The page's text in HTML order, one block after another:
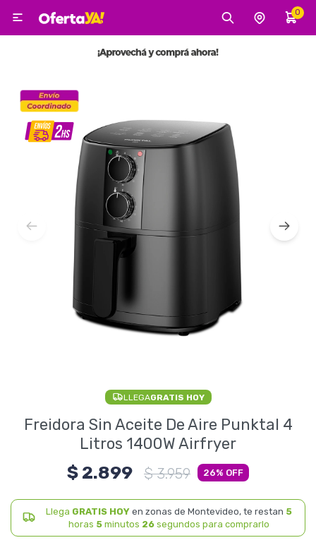
0

LLEGAGRATIS HOY
Freidora Sin Aceite De Aire Punktal 4
Litros 1400W Airfryer
$ 2.899 $ 3.959 26
Llega GRATIS HOYen zonas de Montevideo, te restan 5
horas 5minutos 26segundos para comprarlo
MI CUENTA
Tecnología
Tv, Audio y Video
Tecnología
Gaming
Electrodomésticos
Pequeños electrodomésticos
Hogar y Jardín
Deportes y Tiempo Libre